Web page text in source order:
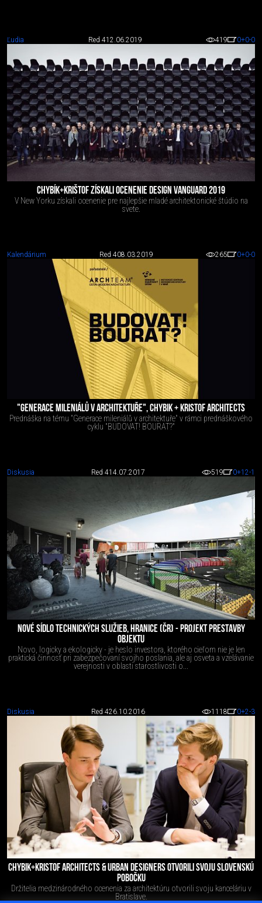
Ľudia Red 412.06.2019 419 0+0-0
CHYBÍK+KRIŠTOF ZÍSKALI OCENENIE DESIGN VANGUARD 2019
V New Yorku získali ocenenie pre najlepšie mladé architektonické štúdio na
svete.
Kalendárium Red 408.03.2019 265 0+0-0
"GENERACE MILENIÁLŮ V ARCHITEKTUŘE", CHYBIK + KRISTOF ARCHITECTS
Prednáška na tému "Generace mileniálů v architektuře" v rámci prednáškového
cyklu "BUDOVAT! BOURAT?"
Diskusia Red 414.07.2017 519 0+12-1
NOVÉ SÍDLO TECHNICKÝCH SLUŽIEB, HRANICE (ČR) - PROJEKT PRESTAVBY
OBJEKTU
Novo, logicky a ekologicky - je heslo investora, ktorého cieľom nie je len
praktická činnosť pri zabezpečovaní svojho poslania, ale aj osveta a vzelávanie
verejnosti v oblasti starostlivosti o...
Diskusia Red 426.10.2016 1118 0+2-3
CHYBIK+KRISTOF ARCHITECTS & URBAN DESIGNERS OTVORILI SVOJU SLOVENSKÚ
POBOČKU
Držitelia medzinárodného ocenenia za architektúru otvorili svoju kanceláriu v
Bratislave.